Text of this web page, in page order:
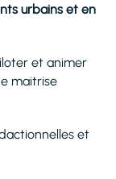
urbains et en
et animer
maitrise
et